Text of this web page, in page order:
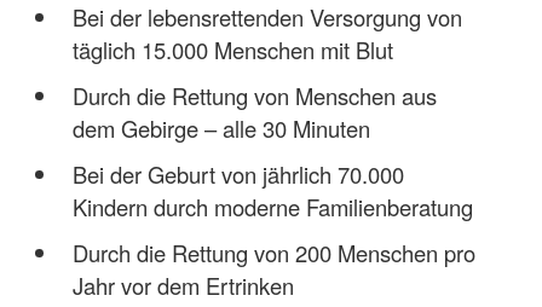
Bei der lebensrettenden Versorgung von
täglich 15.000 Menschen mit Blut
Durch die Rettung von Menschen aus
dem Gebirge – alle 30 Minuten
Bei der Geburt von jährlich 70.000
Kindern durch moderne Familienberatung
Durch die Rettung von 200 Menschen pro
Jahr vor dem Ertrinken